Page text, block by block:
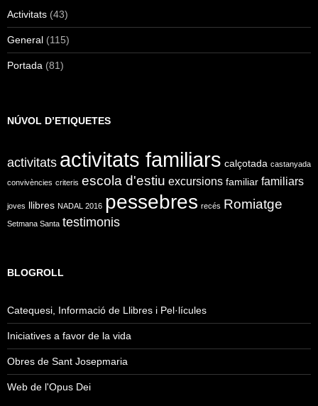
Activitats (43)
General (115)
Portada (81)
NÚVOL D’ETIQUETES
activitats activitats familiars calçotada castanyada
convivències criteris escola d'estiu excursions familiar familiars
joves llibres NADAL 2016 pessebres recés Romiatge
Setmana Santa testimonis
BLOGROLL
Catequesi, Informació de Llibres i Pel·lícules
Iniciatives a favor de la vida
Obres de Sant Josepmaria
Web de l'Opus Dei